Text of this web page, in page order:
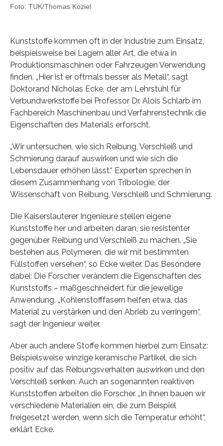
Foto: TUK/Thomas Koziel
Kunststoffe kommen oft in der Industrie zum Einsatz,
beispielsweise bei Lagern aller Art, die etwa in
Produktionsmaschinen oder Fahrzeugen Verwendung
finden. „Hier ist er oftmals besser als Metall“, sagt
Doktorand Nicholas Ecke, der am Lehrstuhl für
Verbundwerkstoffe bei Professor Dr. Alois Schlarb im
Fachbereich Maschinenbau und Verfahrenstechnik die
Eigenschaften des Materials erforscht.
„Wir untersuchen, wie sich Reibung, Verschleiß und
Schmierung darauf auswirken und wie sich die
Lebensdauer erhöhen lässt.“ Experten sprechen in
diesem Zusammenhang von Tribologie, der
Wissenschaft von Reibung, Verschleiß und Schmierung.
Die Kaiserslauterer Ingenieure stellen eigene
Kunststoffe her und arbeiten daran, sie resistenter
gegenüber Reibung und Verschleiß zu machen. „Sie
bestehen aus Polymeren, die wir mit bestimmten
Füllstoffen versehen“, so Ecke weiter. Das Besondere
dabei: Die Forscher verändern die Eigenschaften des
Kunststoffs – maßgeschneidert für die jeweilige
Anwendung. „Kohlenstofffasern helfen etwa, das
Material zu verstärken und den Abrieb zu verringern“,
sagt der Ingenieur weiter.
Aber auch andere Stoffe kommen hierbei zum Einsatz:
Beispielsweise winzige keramische Partikel, die sich
positiv auf das Reibungsverhalten auswirken und den
Verschleiß senken. Auch an sogenannten reaktiven
Kunststoffen arbeiten die Forscher. „In ihnen bauen wir
verschiedene Materialien ein, die zum Beispiel
freigesetzt werden, wenn sich die Temperatur erhöht“,
erklärt Ecke.